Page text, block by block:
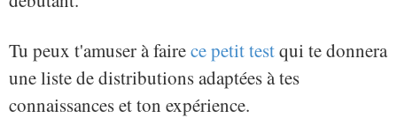
Tu peux t'amuser à fairece petit testqui te donnera
une liste de distributions adaptées à tes
connaissances et ton expérience.